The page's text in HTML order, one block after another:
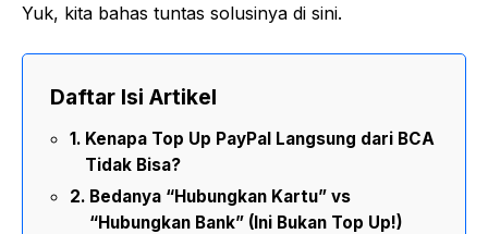
Yuk, kita bahas tuntas solusinya di sini.
Daftar Isi Artikel
Kenapa Top Up PayPal Langsung dari BCA
Tidak Bisa?
Bedanya “Hubungkan Kartu” vs
“Hubungkan Bank” (Ini Bukan Top Up!)